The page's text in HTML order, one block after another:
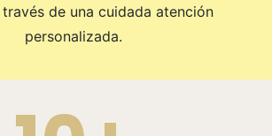
través de una cuidada atención
personalizada.